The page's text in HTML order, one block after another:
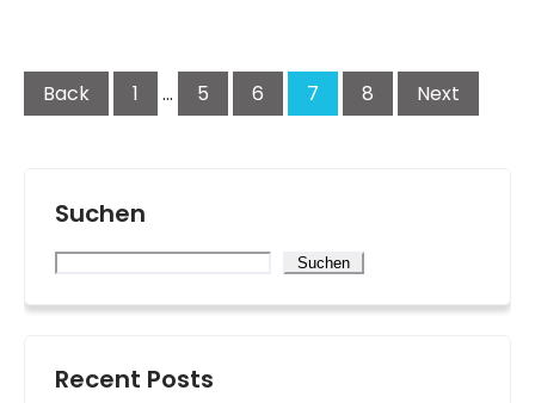
der
Beiträge
Back 1 … 5 6 7 8 Next
Suchen
Suchen
Recent Posts